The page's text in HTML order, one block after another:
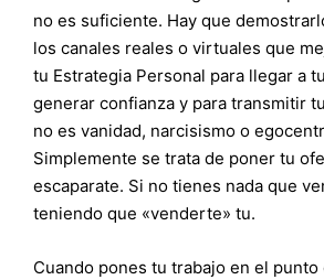
no es suficiente. Hay que
los canales reales o virtuales que
tu Estrategia Personal para llegar a
generar confianza y para transmitir
no es vanidad, narcisismo o
Simplemente se trata de poner tu
escaparate. Si no tienes nada que
teniendo que «venderte» tu.
Cuando pones tu trabajo en el punto